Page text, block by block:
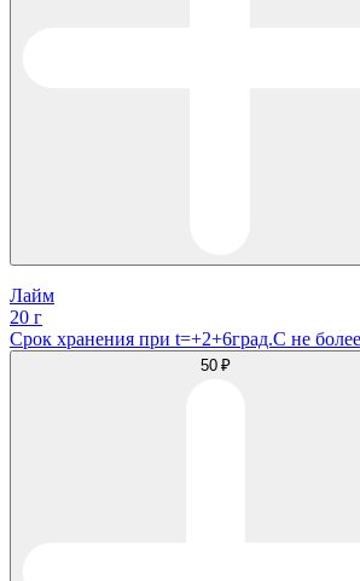
Лайм
20 г
Срок хранения при t=+2+6град.С не
50 ₽